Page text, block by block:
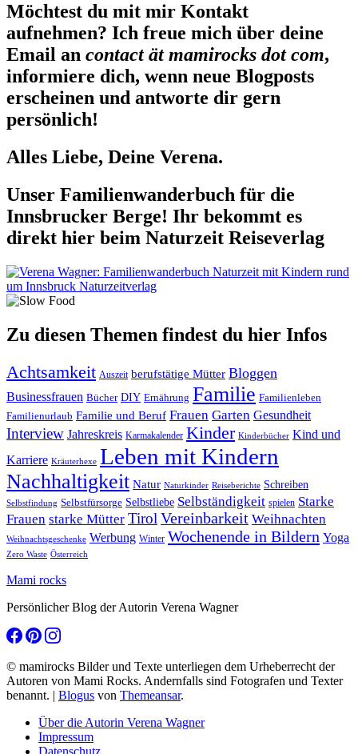
Möchtest du mit mir Kontakt
aufnehmen? Ich freue mich über deine
Email an contact ät mamirocks dot com,
informiere dich, wenn neue Blogposts
erscheinen und antworte dir gern
persönlich!
Alles Liebe, Deine Verena.
Unser Familienwanderbuch für die
Innsbrucker Berge! Ihr bekommt es
direkt hier beim Naturzeit Reiseverlag
Zu diesen Themen findest du hier Infos
Achtsamkeit Auszeit berufstätige Mütter Bloggen
Businessfrauen Bücher DIY Ernährung Familie Familienleben
Familienurlaub Familie und Beruf Frauen Garten Gesundheit
Interview Jahreskreis Karmakalender Kinder Kinderbücher Kind und
Karriere Kräuterhexe Leben mit Kindern
Nachhaltigkeit Natur Naturkinder Reiseberichte Schreiben
Selbstfindung Selbstfürsorge Selbstliebe Selbständigkeit spielen Starke
Frauen starke Mütter Tirol Vereinbarkeit Weihnachten
Weihnachtsgeschenke Werbung Winter Wochenende in Bildern Yoga
Zero Waste Österreich
Mami rocks
Persönlicher Blog der Autorin Verena Wagner
© mamirocks Bilder und Texte unterliegen dem Urheberrecht der
Autoren von Mami Rocks. Andernfalls sind Fotografen und Texter
benannt. | Blogus von Themeansar.
Über die Autorin Verena Wagner
Impressum
Datenschutz